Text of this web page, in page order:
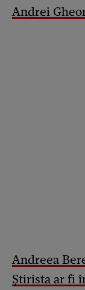
Andrei
Andreea
Știrista ar fi